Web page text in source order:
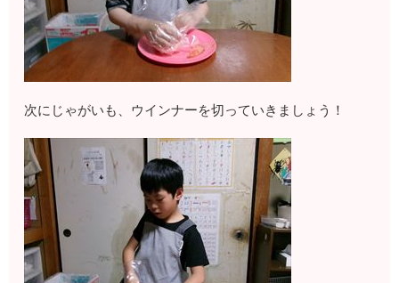
次にじゃがいも、ウインナーを切っていきましょう！